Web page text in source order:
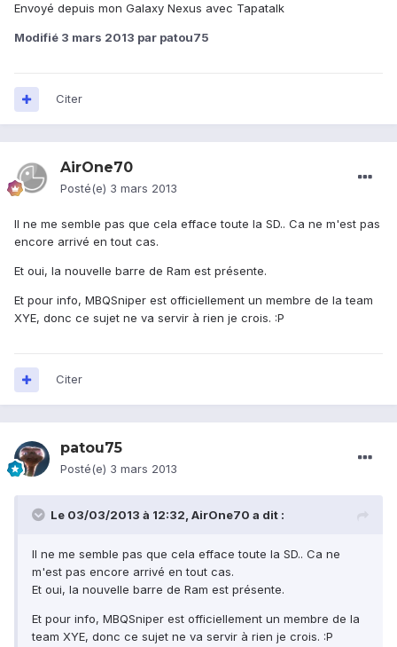
Envoyé depuis mon Galaxy Nexus avec Tapatalk
Modifié 3 mars 2013 par patou75
Citer
AirOne70
Posté(e) 3 mars 2013
Il ne me semble pas que cela efface toute la SD.. Ca ne m'est pas
encore arrivé en tout cas.
Et oui, la nouvelle barre de Ram est présente.
Et pour info, MBQSniper est officiellement un membre de la team
XYE, donc ce sujet ne va servir à rien je crois. :P
Citer
patou75
Posté(e) 3 mars 2013
Le 03/03/2013 à 12:32, AirOne70 a dit :
Il ne me semble pas que cela efface toute la SD.. Ca ne
m'est pas encore arrivé en tout cas.
Et oui, la nouvelle barre de Ram est présente.
Et pour info, MBQSniper est officiellement un membre de la
team XYE, donc ce sujet ne va servir à rien je crois. :P